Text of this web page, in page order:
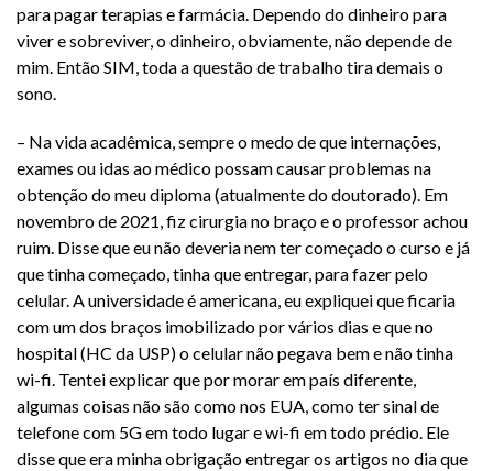
para pagar terapias e farmácia. Dependo do dinheiro para
viver e sobreviver, o dinheiro, obviamente, não depende de
mim. Então SIM, toda a questão de trabalho tira demais o
sono.
– Na vida acadêmica, sempre o medo de que internações,
exames ou idas ao médico possam causar problemas na
obtenção do meu diploma (atualmente do doutorado). Em
novembro de 2021, fiz cirurgia no braço e o professor achou
ruim. Disse que eu não deveria nem ter começado o curso e já
que tinha começado, tinha que entregar, para fazer pelo
celular. A universidade é americana, eu expliquei que ficaria
com um dos braços imobilizado por vários dias e que no
hospital (HC da USP) o celular não pegava bem e não tinha
wi-fi. Tentei explicar que por morar em país diferente,
algumas coisas não são como nos EUA, como ter sinal de
telefone com 5G em todo lugar e wi-fi em todo prédio. Ele
disse que era minha obrigação entregar os artigos no dia que